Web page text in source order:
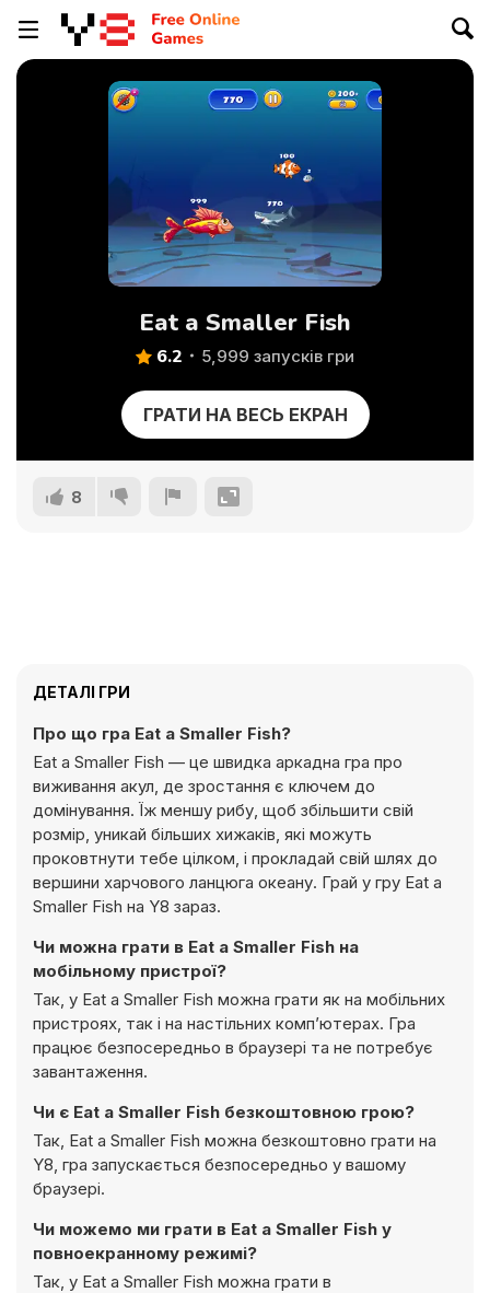
Eat a Smaller Fish
6.2 5,999 запусків гри
ГРАТИ НА ВЕСЬ ЕКРАН
8
ДЕТАЛІ ГРИ
Про що гра Eat a Smaller Fish?
Eat a Smaller Fish — це швидка аркадна гра про
виживання акул, де зростання є ключем до
домінування. Їж меншу рибу, щоб збільшити свій
розмір, уникай більших хижаків, які можуть
проковтнути тебе цілком, і прокладай свій шлях до
вершини харчового ланцюга океану. Грай у гру Eat a
Smaller Fish на Y8 зараз.
Чи можна грати в Eat a Smaller Fish на
мобільному пристрої?
Так, у Eat a Smaller Fish можна грати як на мобільних
пристроях, так і на настільних комп’ютерах. Гра
працює безпосередньо в браузері та не потребує
завантаження.
Чи є Eat a Smaller Fish безкоштовною грою?
Так, Eat a Smaller Fish можна безкоштовно грати на
Y8, гра запускається безпосередньо у вашому
браузері.
Чи можемо ми грати в Eat a Smaller Fish у
повноекранному режимі?
Так, у Eat a Smaller Fish можна грати в